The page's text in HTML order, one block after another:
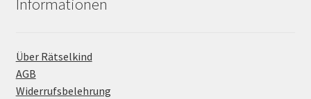
Informationen
Über Rätselkind
AGB
Widerrufsbelehrung